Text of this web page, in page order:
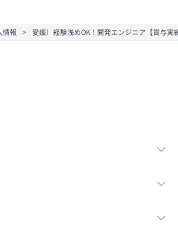
情報 愛媛）経験浅めOK！開発エンジニア【賞与